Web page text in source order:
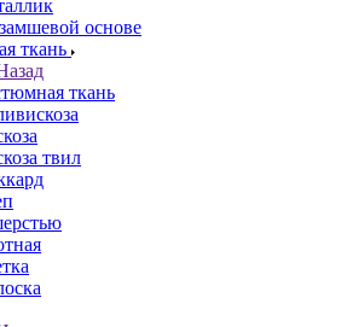
основе
ткань
ткань
твил